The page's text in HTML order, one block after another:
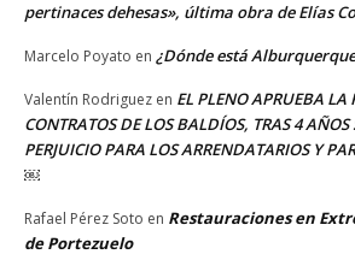
pertinaces dehesas», última obra de Elías
Marcelo Poyato en ¿Dónde está
Valentín Rodriguez en EL PLENO APRUEBA LA
CONTRATOS DE LOS BALDÍOS, TRAS 4 AÑOS
PERJUICIO PARA LOS ARRENDATARIOS Y
￼
Rafael Pérez Soto en Restauraciones en
de Portezuelo